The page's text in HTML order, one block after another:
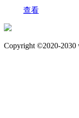
查看
Copyright ©2020-2030